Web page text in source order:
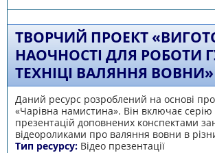
форм роботи на заняттях
ТВОРЧИЙ ПРОЕКТ
НАОЧНОСТІ ДЛЯ РОБОТИ
ТЕХНІЦІ ВАЛЯННЯ ВОВНИ»
Даний ресурс розроблений на основі
«Чарівна намистина». Він включає серію
презентацій доповнених конспектами
відеороликами про валяння вовни в
Тип ресурсу: Відео презентації